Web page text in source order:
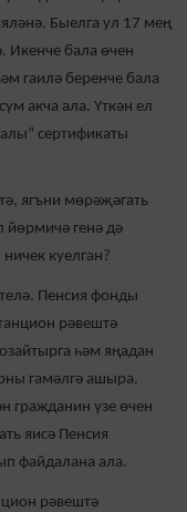
Быелга ул 17 мең
Икенче бала өчен
гаилә беренче бала
акча ала. Үткән ел
сертификаты
ягъни мөрәҗәгать
йөрмичә генә дә
куелган?
Пенсия фонды
рәвештә
һәм яңадан
гамәлгә ашыра.
гражданин үзе өчен
яисә Пенсия
файдалана ала.
рәвештә